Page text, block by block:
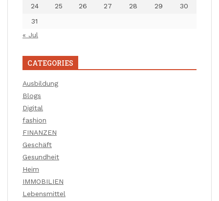
24
25 26 27 28 29
30
31
« Jul
CATEGORIES
Ausbildung
Blogs
Digital
fashion
FINANZEN
Geschäft
Gesundheit
Heim
IMMOBILIEN
Lebensmittel